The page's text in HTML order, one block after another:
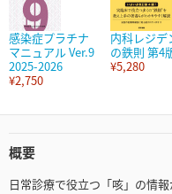
感染症プラチナ
マニュアル Ver.9
2025-2026
¥2,750
内科レジデ
の鉄則 第4
¥5,280
概要
日常診療で役立つ「咳」の情